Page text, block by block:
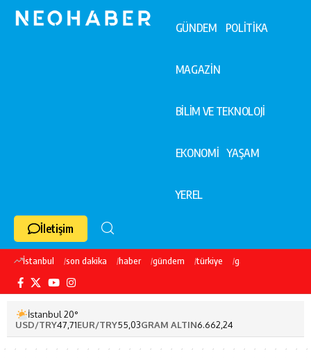
GÜNDEM POLİTİKA
MAGAZİN
BİLİM VE TEKNOLOJİ
EKONOMİ YAŞAM
YEREL
İletişim
İstanbul son dakika haber gündem türkiye galatasaray
İstanbul 20°
USD/TRY47,71EUR/TRY55,03GRAM ALTIN6.662,24